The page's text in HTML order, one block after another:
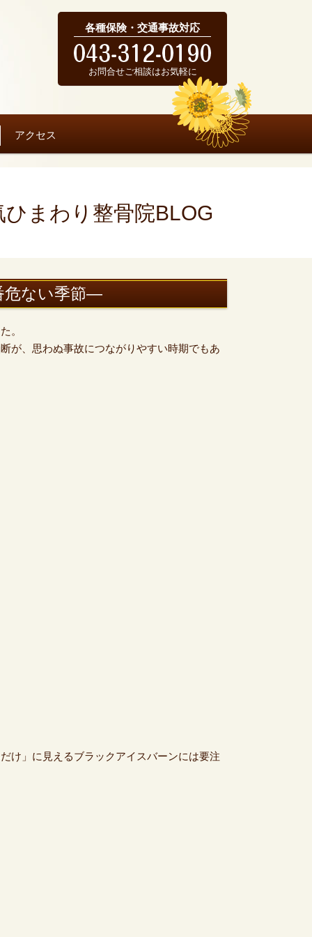
各種保険・交通事故対応
お問合せご相談はお気軽に
アクセス
ひまわり整骨院BLOG
危ない季節―
。
が、思わぬ事故につながりやすい時期でもあ
け」に見えるブラックアイスバーンには要注